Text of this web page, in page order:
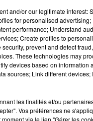
and/or our legitimate interest:
for personalised advertising;
performance; Understand
Create profiles to
prevent and detect
These technologies may
devices based on information
sources; Link different devices;
les finalités et/ou
Vos préférences ne
via le lien "Gérer les